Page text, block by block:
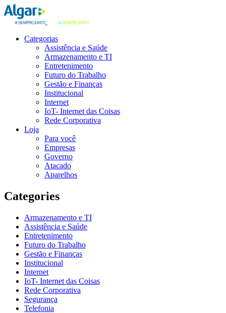
Categorias
Assistência e Saúde
Armazenamento e TI
Entretenimento
Futuro do Trabalho
Gestão e Finanças
Institucional
Internet
IoT- Internet das Coisas
Rede Corporativa
Loja
Para você
Empresas
Governo
Atacado
Aparelhos
Categories
Armazenamento e TI
Assistência e Saúde
Entretenimento
Futuro do Trabalho
Gestão e Finanças
Institucional
Internet
IoT- Internet das Coisas
Rede Corporativa
Segurança
Telefonia